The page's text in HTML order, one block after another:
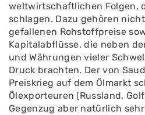
weltwirtschaftlichen Folgen,
schlagen. Dazu gehören
gefallenen Rohstoffpreise
Kapitalabflüsse, die neben
und Währungen vieler
Druck brachten. Der von
Preiskrieg auf dem Ölmarkt
Ölexporteuren (Russland,
Gegenzug aber natürlich